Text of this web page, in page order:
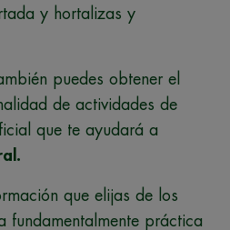
y hortalizas y
puedes obtener el
de actividades de
que te ayudará a
que elijas de los
fundamentalmente práctica